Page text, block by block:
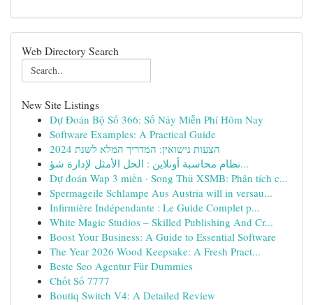
Web Directory Search
New Site Listings
Dự Đoán Bộ Số 366: Số Nảy Miễn Phí Hôm Nay
Software Examples: A Practical Guide
הצעות נישואין: המדריך המלא לשנת 2024
نظام محاسبة أونلاين : الحل الأمثل لإدارة شؤ...
Dự đoán Wap 3 miền · Song Thủ XSMB: Phân tích c...
Spermageile Schlampe Aus Austria will in versau...
Infirmière Indépendante : Le Guide Complet p...
White Magic Studios – Skilled Publishing And Cr...
Boost Your Business: A Guide to Essential Software
The Year 2026 Wood Keepsake: A Fresh Pract...
Beste Seo Agentur Für Dummies
Chốt Số 7777
Boutiq Switch V4: A Detailed Review